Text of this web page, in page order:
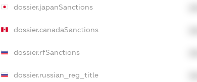
dossier.japanSanctions
dossier.canadaSanctions
dossier.rfSanctions
dossier.russian_reg_title